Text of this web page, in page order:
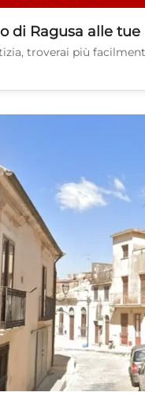
di Ragusa alle tue
troverai più